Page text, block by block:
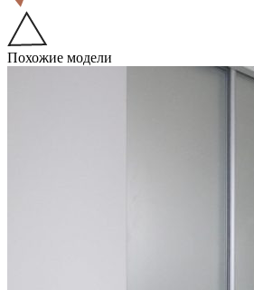
Похожие модели